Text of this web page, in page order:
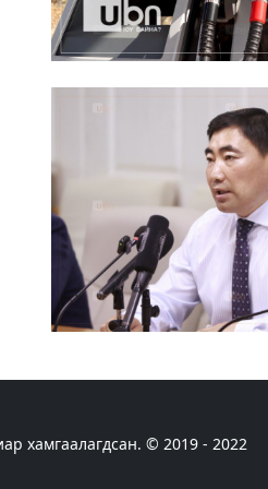
хамгаалагдсан. © 2019 - 2022